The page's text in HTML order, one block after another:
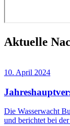
Aktuelle
10. April 2024
Die Wasserwacht
und berichtet bei